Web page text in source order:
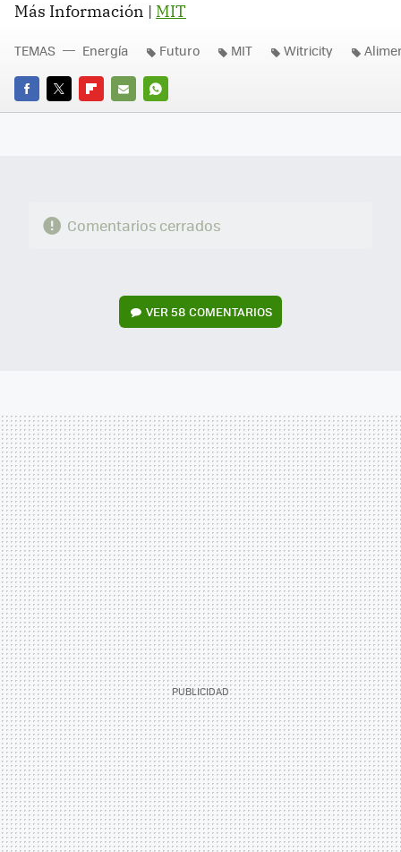
Más Información | MIT
FACEBOOK
TWITTERFLIPBOARD
E-
WHATSAPP
TEMAS Energía Futuro MIT Witricity
Comentarios cerrados
VER58 COMENTARIOS